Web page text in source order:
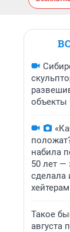
набила
50 лет —
сделала
хейтерам
Такое
августа